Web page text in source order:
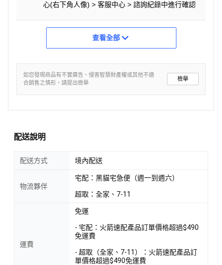
心(右下角人像) > 客服中心 > 諮詢紀錄中進行確認
查看全部
如您發現商品有不實廣告、侵害智慧財產權或其他不適
合銷售之情形，請提出檢舉
檢舉
配送說明
配送方式 境內配送
物流夥伴
宅配：黑貓宅急便（週一到週六）
超取：全家、7-11
運費
免運
- 宅配：火箭速配產品訂單價格超過$490
免運費
- 超取（全家、7-11）：火箭速配產品訂
單價格超過$490免運費